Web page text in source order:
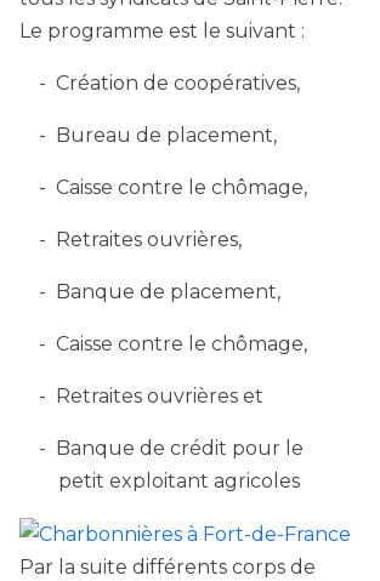
Le programme est le suivant :
Création de coopératives,
Bureau de placement,
Caisse contre le chômage,
Retraites ouvrières,
Banque de placement,
Caisse contre le chômage,
Retraites ouvrières et
Banque de crédit pour le
petit exploitant agricoles
Par la suite différents corps de